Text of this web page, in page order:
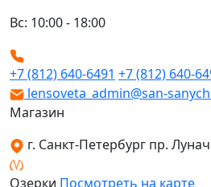
Вс: 10:00 - 18:00
+7 (812) 640-6491 +7 (812) 640-
lensoveta_admin@san-
Магазин
г. Санкт-Петербург пр.
Озерки Посмотреть на карте